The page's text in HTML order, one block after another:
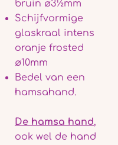
bruin ø3½mm
Schijfvormige
glaskraal intens
oranje frosted
ø10mm
Bedel van een
hamsahand.
De hamsa hand,
ook wel de hand